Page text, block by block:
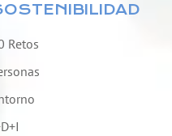
Retos